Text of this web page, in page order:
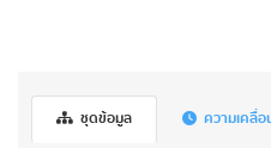
ชุดข้อมูล ความเคลื่อ